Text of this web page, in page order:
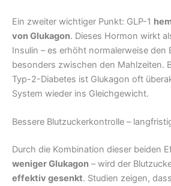
Ein zweiter wichtiger Punkt: GLP-1
von Glukagon. Dieses Hormon wirkt
Insulin – es erhöht normalerweise den
besonders zwischen den Mahlzeiten.
Typ-2-Diabetes ist Glukagon oft
System wieder ins Gleichgewicht.
Bessere Blutzuckerkontrolle –
Durch die Kombination dieser beiden
weniger Glukagon – wird der
effektiv gesenkt. Studien zeigen,